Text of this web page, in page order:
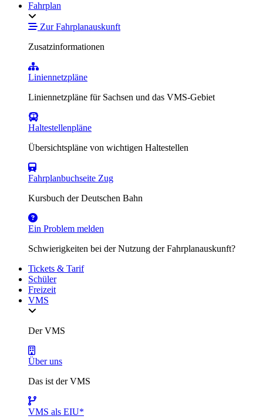
Fahrplan
Zur Fahrplanauskunft
Zusatzinformationen
Liniennetzpläne
Liniennetzpläne für Sachsen und das VMS-Gebiet
Haltestellenpläne
Übersichtspläne von wichtigen Haltestellen
Fahrplanbuchseite Zug
Kursbuch der Deutschen Bahn
Ein Problem melden
Schwierigkeiten bei der Nutzung der Fahrplanauskunft?
Tickets & Tarif
Schüler
Freizeit
VMS
Der VMS
Über uns
Das ist der VMS
VMS als EIU*